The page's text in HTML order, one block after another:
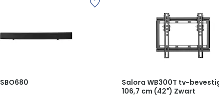
Salora WB300T tv-
106,7 cm (42") Zwart